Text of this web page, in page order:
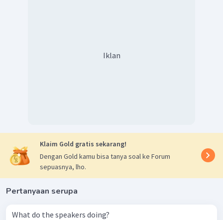
Iklan
Klaim Gold gratis sekarang!
Dengan Gold kamu bisa tanya soal ke Forum
sepuasnya, lho.
Pertanyaan serupa
What do the speakers doing?